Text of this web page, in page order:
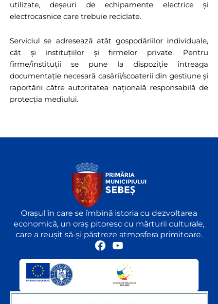
utilizate, deșeuri de echipamente electrice și
electrocasnice care trebuie reciclate.
Serviciul se adresează atât gospodăriilor individuale,
cât și instituțiilor și firmelor private. Pentru
firme/instituții se pune la dispoziție întreaga
documentație necesară casării/scoaterii din gestiune și
raportării către autoritatea națională responsabilă de
protecția mediului.
Orașul în care se îmbină istoria cu dezvoltarea
economică, un oraș pitoresc cu mărturii culturale,
care a reușit să-și păstreze atmosfera primitoare.
F
o
Y
u
t
u
b